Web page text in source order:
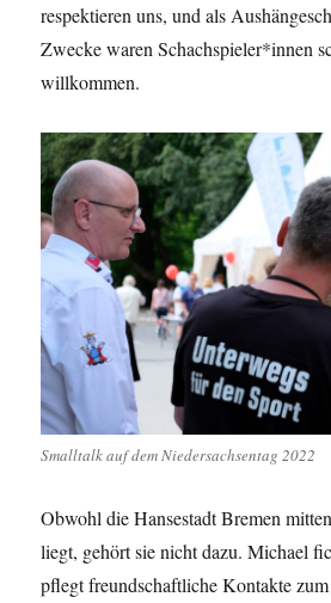
respektieren uns, und als
Zwecke waren Schachspieler*innen
willkommen.
Smalltalk auf dem Niedersachsentag 2022
Obwohl die Hansestadt Bremen
liegt, gehört sie nicht dazu. Michael
pflegt freundschaftliche Kontakte